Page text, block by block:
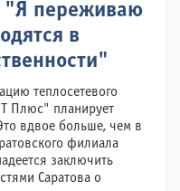
"Я переживаю
в
теплосетевого
Плюс" планирует
вдвое больше, чем в
филиала
заключить
Саратова о